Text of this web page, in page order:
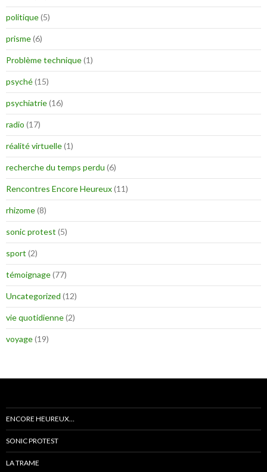
politique(5)
prisme(6)
Problème technique(1)
psyché(15)
psychiatrie(16)
radio (17)
réalité virtuelle(1)
recherche du temps perdu (6)
Rencontres Encore Heureux(11)
rhizome(8)
sonic protest (5)
sport (2)
témoignage(77)
Uncategorized (12)
vie quotidienne(2)
voyage(19)
ENCORE HEUREUX…
SONIC PROTEST
LA TRAME